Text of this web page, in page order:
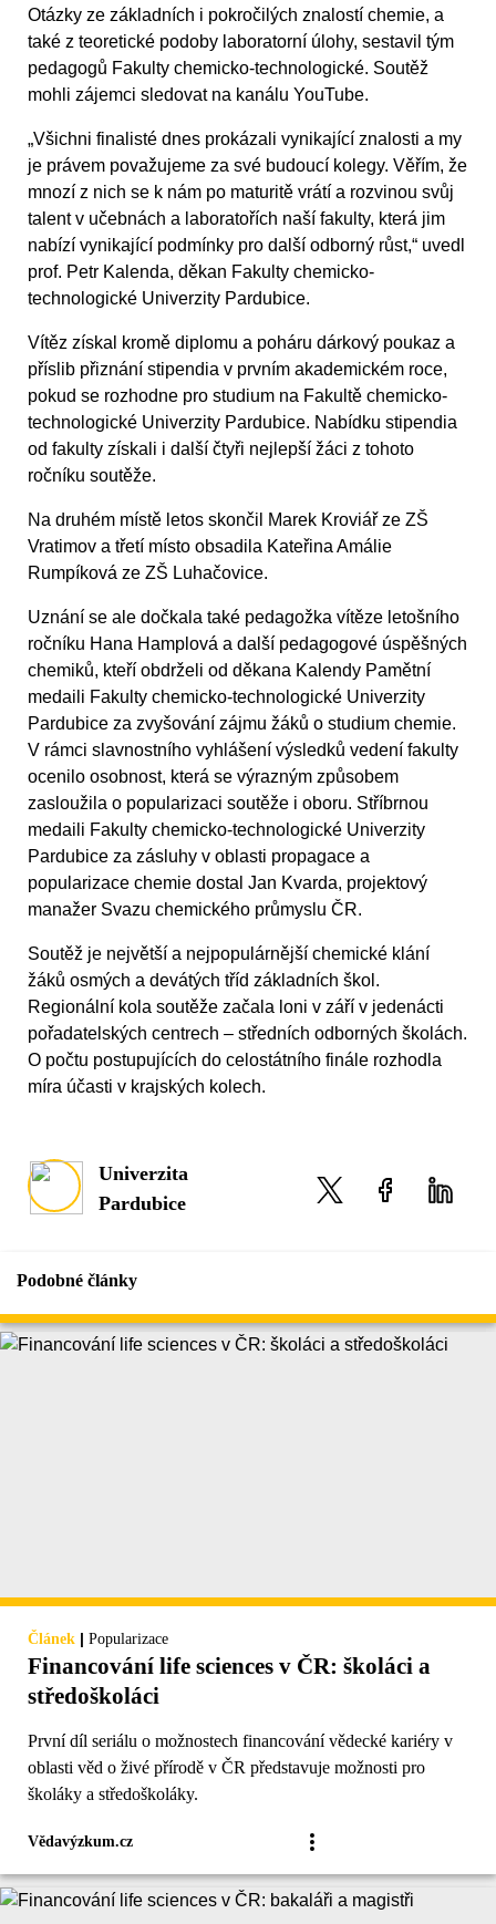
Otázky ze základních i pokročilých znalostí chemie, a
také z teoretické podoby laboratorní úlohy, sestavil tým
pedagogů Fakulty chemicko-technologické. Soutěž
mohli zájemci sledovat na kanálu YouTube.
„Všichni finalisté dnes prokázali vynikající znalosti a my
je právem považujeme za své budoucí kolegy. Věřím, že
mnozí z nich se k nám po maturitě vrátí a rozvinou svůj
talent v učebnách a laboratořích naší fakulty, která jim
nabízí vynikající podmínky pro další odborný růst,“ uvedl
prof. Petr Kalenda, děkan Fakulty chemicko-
technologické Univerzity Pardubice.
Vítěz získal kromě diplomu a poháru dárkový poukaz a
příslib přiznání stipendia v prvním akademickém roce,
pokud se rozhodne pro studium na Fakultě chemicko-
technologické Univerzity Pardubice. Nabídku stipendia
od fakulty získali i další čtyři nejlepší žáci z tohoto
ročníku soutěže.
Na druhém místě letos skončil Marek Kroviář ze ZŠ
Vratimov a třetí místo obsadila Kateřina Amálie
Rumpíková ze ZŠ Luhačovice.
Uznání se ale dočkala také pedagožka vítěze letošního
ročníku Hana Hamplová a další pedagogové úspěšných
chemiků, kteří obdrželi od děkana Kalendy Pamětní
medaili Fakulty chemicko-technologické Univerzity
Pardubice za zvyšování zájmu žáků o studium chemie.
V rámci slavnostního vyhlášení výsledků vedení fakulty
ocenilo osobnost, která se výrazným způsobem
zasloužila o popularizaci soutěže i oboru. Stříbrnou
medaili Fakulty chemicko-technologické Univerzity
Pardubice za zásluhy v oblasti propagace a
popularizace chemie dostal Jan Kvarda, projektový
manažer Svazu chemického průmyslu ČR.
Soutěž je největší a nejpopulárnější chemické klání
žáků osmých a devátých tříd základních škol.
Regionální kola soutěže začala loni v září v jedenácti
pořadatelských centrech – středních odborných školách.
O počtu postupujících do celostátního finále rozhodla
míra účasti v krajských kolech.
Univerzita
Pardubice
Podobné články
Článek | Popularizace
Financování life sciences v ČR: školáci a
středoškoláci
První díl seriálu o možnostech financování vědecké kariéry v
oblasti věd o živé přírodě v ČR představuje možnosti pro
školáky a středoškoláky.
Vědavýzkum.cz